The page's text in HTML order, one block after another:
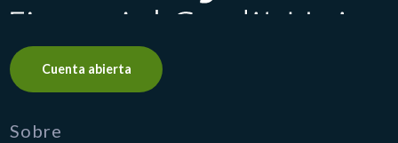
Cuenta abierta
Sobre